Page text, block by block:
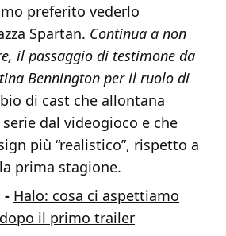
preferito vederlo
Spartan. Continua a non
il passaggio di testimone da
Bennington per il ruolo di
di cast che allontana
dal videogioco e che
più “realistico”, rispetto a
prima stagione.
- Halo: cosa ci aspettiamo
il primo trailer